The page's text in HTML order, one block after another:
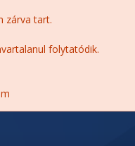
zárva tart.
folytatódik.